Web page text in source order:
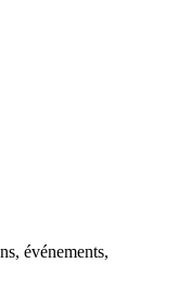
événements,